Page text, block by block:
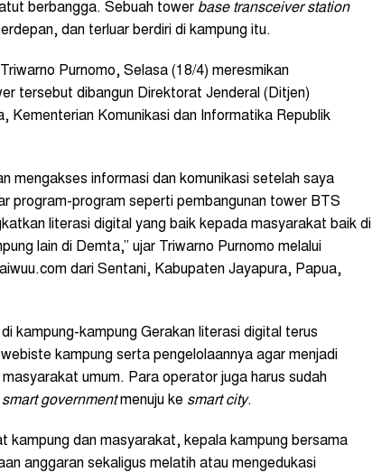
berbangga. Sebuah tower base transceiver station
dan terluar berdiri di kampung itu.
Purnomo, Selasa (18/4) meresmikan
tersebut dibangun Direktorat Jenderal (Ditjen)
Kementerian Komunikasi dan Informatika Republik
mengakses informasi dan komunikasi setelah saya
program-program seperti pembangunan tower BTS
literasi digital yang baik kepada masyarakat baik di
lain di Demta,” ujar Triwarno Purnomo melalui
dari Sentani, Kabupaten Jayapura, Papua,
kampung-kampung Gerakan literasi digital terus
kampung serta pengelolaannya agar menjadi
umum. Para operator juga harus sudah
smart governmentmenuju ke smart city.
kampung dan masyarakat, kepala kampung bersama
anggaran sekaligus melatih atau mengedukasi